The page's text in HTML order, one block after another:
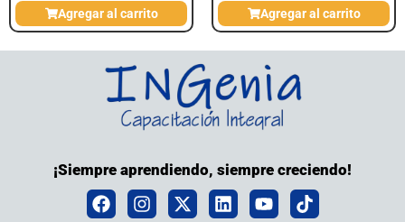
Agregar al carrito
Agregar al carrito
¡Siempre aprendiendo, siempre creciendo!